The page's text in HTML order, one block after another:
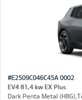
#E2509C046C45A 0002
EV4 81,4 kw EX Plus
Dark Penta Metal